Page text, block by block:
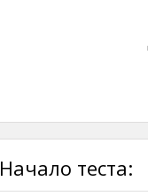
Начало теста: